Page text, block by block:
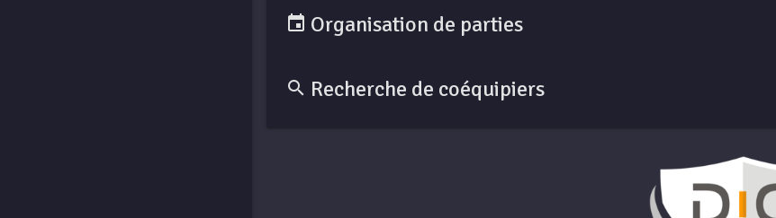
Organisation de parties
Recherche de coéquipiers